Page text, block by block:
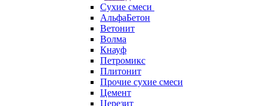
Сухие смеси
АльфаБетон
Ветонит
Волма
Кнауф
Петромикс
Плитонит
Прочие сухие смеси
Цемент
Церезит